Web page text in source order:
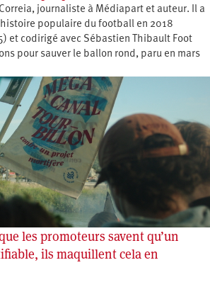
journaliste à Médiapart et auteur. Il a
populaire du football en 2018
et codirigé avec Sébastien Thibault Foot
pour sauver le ballon rond, paru en mars
les promoteurs savent qu’un
ils maquillent cela en